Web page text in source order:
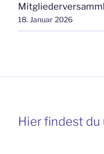
18. Januar 2026
Hier findest du